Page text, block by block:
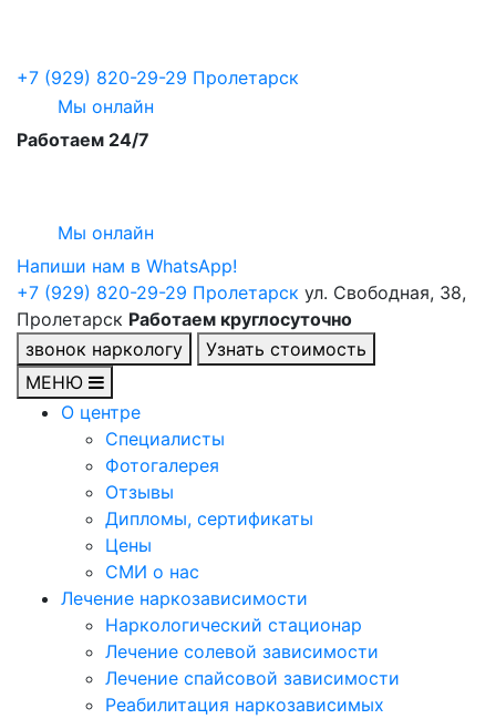
+7 (929) 820-29-29 Пролетарск
Мы онлайн
Работаем 24/7
Мы онлайн
Напиши нам в WhatsApp!
+7 (929) 820-29-29 Пролетарск ул. Свободная, 38,
Пролетарск Работаем круглосуточно
звонок наркологу
Узнать стоимость
МЕНЮ
О центре
Специалисты
Фотогалерея
Отзывы
Дипломы, сертификаты
Цены
СМИ о нас
Лечение наркозависимости
Наркологический стационар
Лечение солевой зависимости
Лечение спайсовой зависимости
Реабилитация наркозависимых